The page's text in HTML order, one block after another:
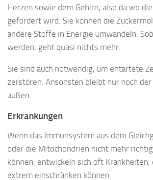
Herzen sowie dem Gehirn, also da wo
gefordert wird. Sie können die
andere Stoffe in Energie umwandeln.
werden, geht quasi nichts mehr.
Sie sind auch notwendig, um entartete
zerstören. Ansonsten bleibt nur noch
außen.
Erkrankungen
Wenn das Immunsystem aus dem
oder die Mitochondrien nicht mehr
können, entwickeln sich oft Krankheiten,
extrem einschränken können.